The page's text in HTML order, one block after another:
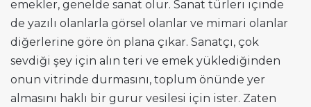
emekler, genelde sanat olur. Sanat türleri içinde
de yazılı olanlarla görsel olanlar ve mimari olanlar
diğerlerine göre ön plana çıkar. Sanatçı, çok
sevdiği şey için alın teri ve emek yüklediğinden
onun vitrinde durmasını, toplum önünde yer
almasını haklı bir gurur vesilesi için ister. Zaten